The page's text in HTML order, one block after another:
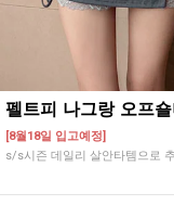
펠트피 나그랑 오프
[8월18일 입고예정]
s/s시즌 데일리 살안타템으로